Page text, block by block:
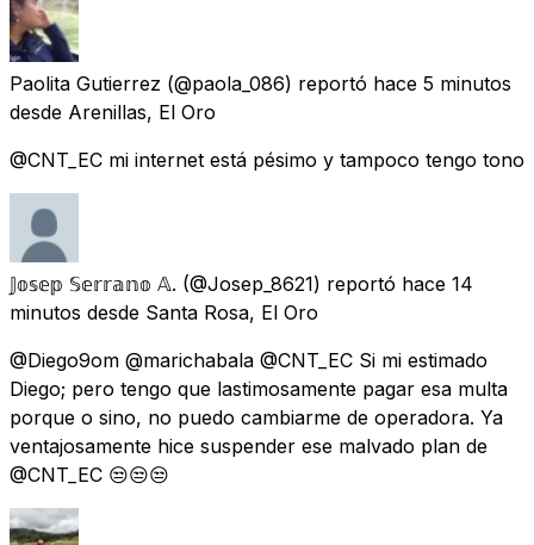
Paolita Gutierrez (@paola_086) reportó hace 5 minutos
desde Arenillas, El Oro
@CNT_EC mi internet está pésimo y tampoco tengo tono
𝕁𝕠𝕤𝕖𝕡 𝕊𝕖𝕣𝕣𝕒𝕟𝕠 𝔸. (@Josep_8621) reportó hace 14
minutos desde Santa Rosa, El Oro
@Diego9om @marichabala @CNT_EC Si mi estimado
Diego; pero tengo que lastimosamente pagar esa multa
porque o sino, no puedo cambiarme de operadora. Ya
ventajosamente hice suspender ese malvado plan de
@CNT_EC 😒😒😒